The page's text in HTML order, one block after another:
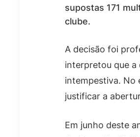
supostas 171
clube.
A decisão foi
interpretou que
intempestiva. No
justificar a
Em junho deste